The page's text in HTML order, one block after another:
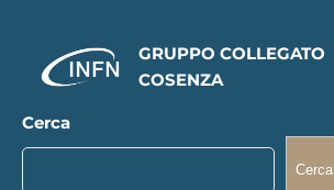
GRUPPO COLLEGATO
COSENZA
Cerca
Cerca